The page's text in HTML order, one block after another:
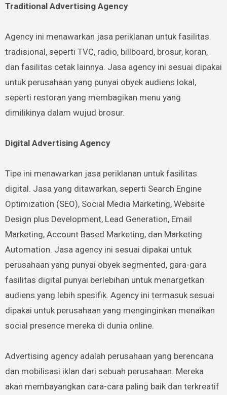
Traditional Advertising Agency
Agency ini menawarkan jasa periklanan untuk fasilitas
tradisional, seperti TVC, radio, billboard, brosur, koran,
dan fasilitas cetak lainnya. Jasa agency ini sesuai dipakai
untuk perusahaan yang punyai obyek audiens lokal,
seperti restoran yang membagikan menu yang
dimilikinya dalam wujud brosur.
Digital Advertising Agency
Tipe ini menawarkan jasa periklanan untuk fasilitas
digital. Jasa yang ditawarkan, seperti Search Engine
Optimization (SEO), Social Media Marketing, Website
Design plus Development, Lead Generation, Email
Marketing, Account Based Marketing, dan Marketing
Automation. Jasa agency ini sesuai dipakai untuk
perusahaan yang punyai obyek segmented, gara-gara
fasilitas digital punyai berlebihan untuk menargetkan
audiens yang lebih spesifik. Agency ini termasuk sesuai
dipakai untuk perusahaan yang menginginkan menaikan
social presence mereka di dunia online.
Advertising agency adalah perusahaan yang berencana
dan mobilisasi iklan dari sebuah perusahaan. Mereka
akan membayangkan cara-cara paling baik dan terkreatif